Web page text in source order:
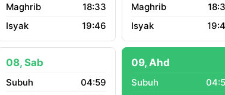
18:33
19:46
08, Sab
04:59
09, Ahd